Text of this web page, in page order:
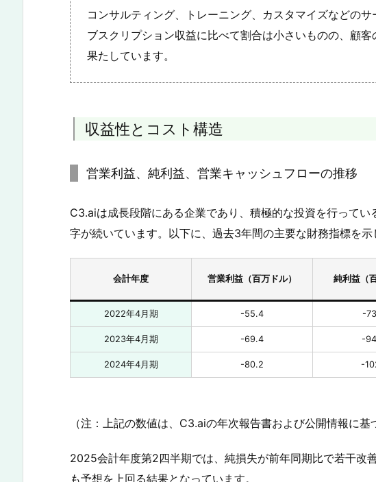
コンサルティング、トレーニング、カスタマイズなどの
ブスクリプション収益に比べて割合は小さいものの、顧
果たしています。
収益性とコスト構造
営業利益、純利益、営業キャッシュフローの推移
C3.aiは成長段階にある企業であり、積極的な投資を行って
字が続いています。以下に、過去3年間の主要な財務指標を示
会計年度 営業利益（百万ドル） 純利益（
2022年4月期 -55.4 -
2023年4月期 -69.4 -
2024年4月期 -80.2 -
（注：上記の数値は、C3.aiの年次報告書および公開情報に基
2025会計年度第2四半期では、純損失が前年同期比で若干改
も予想を上回る結果となっています。